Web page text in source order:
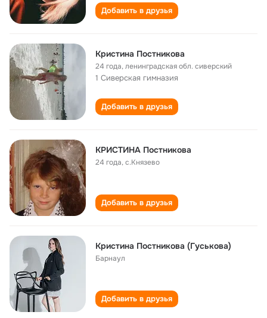
Добавить в друзья
Кристина Постникова
24 года,ленинградская обл. сиверский
1 Сиверская гимназия
Добавить в друзья
КРИСТИНА Постникова
24 года,с.Князево
Добавить в друзья
Кристина Постникова (Гуськова)
Барнаул
Добавить в друзья